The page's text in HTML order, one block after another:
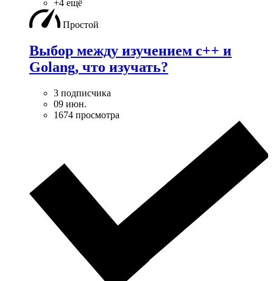
+4 ещё
Простой
Выбор между изучением c++ и
Golang, что изучать?
3 подписчика
09 июн.
1674 просмотра